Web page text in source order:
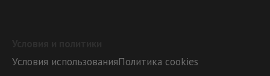
Условия использованияПолитика cookies